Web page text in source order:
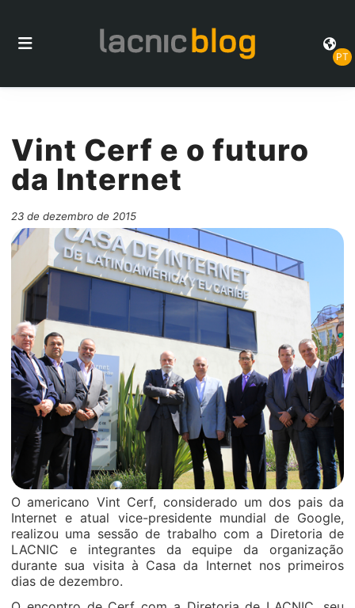
PT
Vint Cerf e o futuro
da Internet
23 de dezembro de 2015
O americano Vint Cerf, considerado um dos pais da
Internet e atual vice-presidente mundial de Google,
realizou uma sessão de trabalho com a Diretoria de
LACNIC e integrantes da equipe da organização
durante sua visita à Casa da Internet nos primeiros
dias de dezembro.